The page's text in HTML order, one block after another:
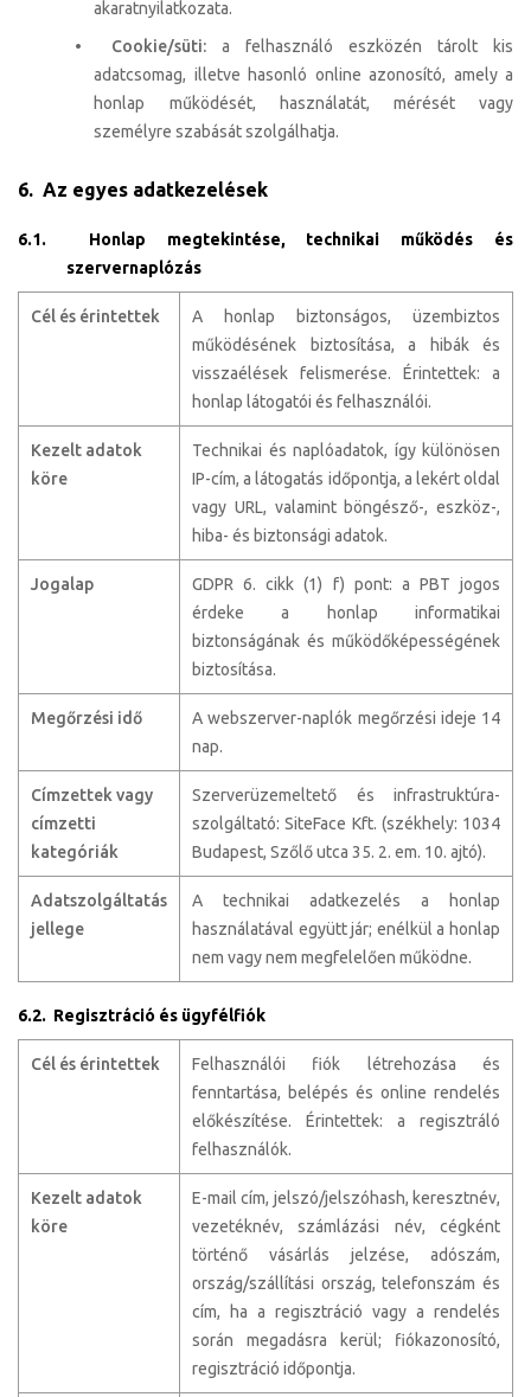
akaratnyilatkozata.
• Cookie/süti: a felhasználó eszközén tárolt kis
adatcsomag, illetve hasonló online azonosító, amely a
honlap működését, használatát, mérését vagy
személyre szabását szolgálhatja.
6. Az egyes adatkezelések
6.1. Honlap megtekintése, technikai működés és
szervernaplózás
Cél és érintettek
A honlap biztonságos, üzembiztos
működésének biztosítása, a hibák és
visszaélések felismerése. Érintettek: a
honlap látogatói és felhasználói.
Kezelt adatok
köre
Technikai és naplóadatok, így különösen
IP-cím, a látogatás időpontja, a lekért oldal
vagy URL, valamint böngésző-, eszköz-,
hiba- és biztonsági adatok.
Jogalap
GDPR 6. cikk (1) f) pont: a PBT jogos
érdeke a honlap informatikai
biztonságának és működőképességének
biztosítása.
Megőrzési idő
A webszerver-naplók megőrzési ideje 14
nap.
Címzettek vagy
címzetti
kategóriák
Szerverüzemeltető és infrastruktúra-
szolgáltató: SiteFace Kft. (székhely: 1034
Budapest, Szőlő utca 35. 2. em. 10. ajtó).
Adatszolgáltatás
jellege
A technikai adatkezelés a honlap
használatával együtt jár; enélkül a honlap
nem vagy nem megfelelően működne.
6.2. Regisztráció és ügyfélfiók
Cél és érintettek
Felhasználói fiók létrehozása és
fenntartása, belépés és online rendelés
előkészítése. Érintettek: a regisztráló
felhasználók.
Kezelt adatok
köre
E-mail cím, jelszó/jelszóhash, keresztnév,
vezetéknév, számlázási név, cégként
történő vásárlás jelzése, adószám,
ország/szállítási ország, telefonszám és
cím, ha a regisztráció vagy a rendelés
során megadásra kerül; fiókazonosító,
regisztráció időpontja.